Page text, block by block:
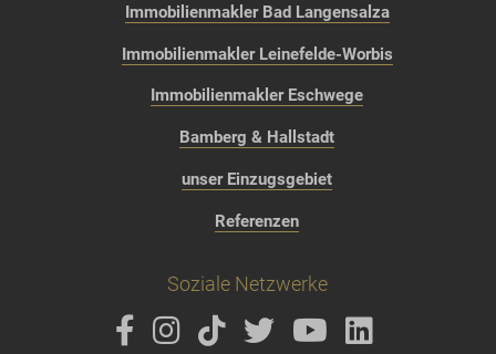
Immobilienmakler Bad Langensalza
Immobilienmakler Leinefelde-Worbis
Immobilienmakler Eschwege
Bamberg & Hallstadt
unser Einzugsgebiet
Referenzen
Soziale Netzwerke